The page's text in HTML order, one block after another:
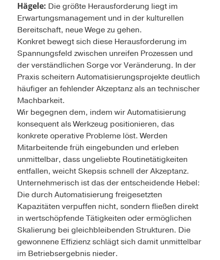
Hägele: Die größte Herausforderung liegt im
Erwartungsmanagement und in der kulturellen
Bereitschaft, neue Wege zu gehen.
Konkret bewegt sich diese Herausforderung im
Spannungsfeld zwischen unreifen Prozessen und
der verständlichen Sorge vor Veränderung. In der
Praxis scheitern Automatisierungsprojekte deutlich
häufiger an fehlender Akzeptanz als an technischer
Machbarkeit.
Wir begegnen dem, indem wir Automatisierung
konsequent als Werkzeug positionieren, das
konkrete operative Probleme löst. Werden
Mitarbeitende früh eingebunden und erleben
unmittelbar, dass ungeliebte Routinetätigkeiten
entfallen, weicht Skepsis schnell der Akzeptanz.
Unternehmerisch ist das der entscheidende Hebel:
Die durch Automatisierung freigesetzten
Kapazitäten verpuffen nicht, sondern fließen direkt
in wertschöpfende Tätigkeiten oder ermöglichen
Skalierung bei gleichbleibenden Strukturen. Die
gewonnene Effizienz schlägt sich damit unmittelbar
im Betriebsergebnis nieder.